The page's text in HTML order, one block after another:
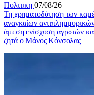
Πολιτικη 07/08/26
Τη χρηματοδότηση των
αναγκαίων
άμεση ενίσχυση αγροτών
ζητά ο Μάνος Κόνσολας